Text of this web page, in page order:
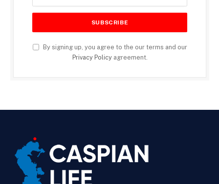
By signing up, you agree to the our terms and our
Privacy Policyagreement.